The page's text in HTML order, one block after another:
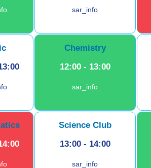
sar_info
Chemistry
12:00 - 13:00
sar_info
Science Club
13:00 - 14:00
sar_info